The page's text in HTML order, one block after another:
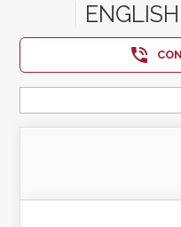
ENGLISH
Rechercher :